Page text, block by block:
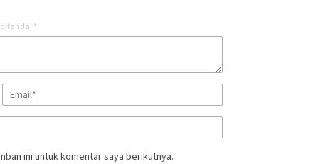
ditandai *
ini untuk komentar saya berikutnya.